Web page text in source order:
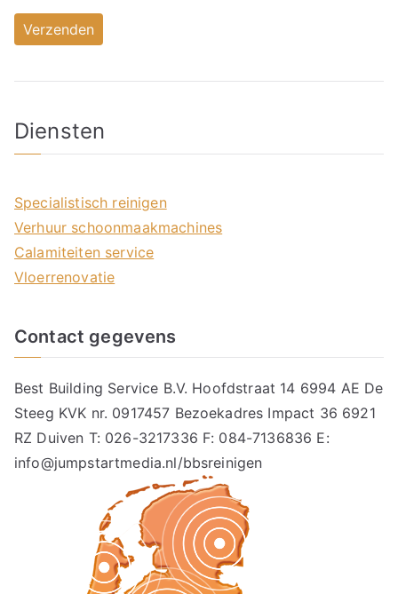
Diensten
Specialistisch reinigen
Verhuur schoonmaakmachines
Calamiteiten service
Vloerrenovatie
Contact gegevens
Best Building Service B.V. Hoofdstraat 14 6994 AE De
Steeg KVK nr. 0917457 Bezoekadres Impact 36 6921
RZ Duiven T: 026-3217336 F: 084-7136836 E:
info@jumpstartmedia.nl/bbsreinigen